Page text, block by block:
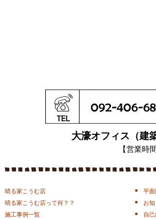
大濠オフィス（建
【営業
晴る家こうむ店
晴る家こうむ店って何？？
施工事例一覧
平
お
自